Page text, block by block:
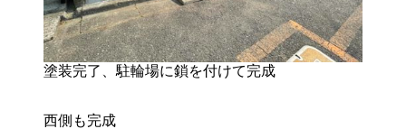
塗装完了、駐輪場に鎖を付けて完成
西側も完成